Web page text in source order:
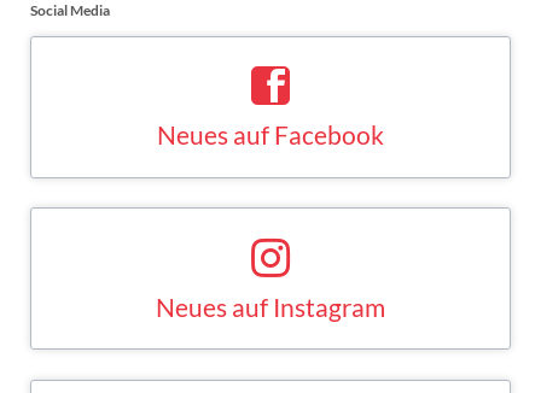
Social Media